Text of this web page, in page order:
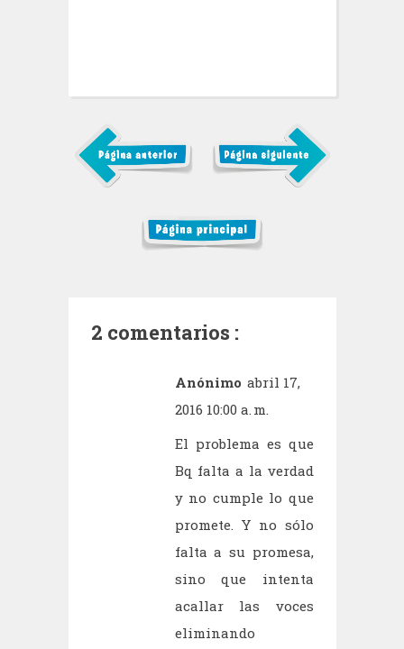
2 comentarios :
Anónimo abril 17,
2016 10:00 a. m.
El problema es que
Bq falta a la verdad
y no cumple lo que
promete. Y no sólo
falta a su promesa,
sino que intenta
acallar las voces
eliminando